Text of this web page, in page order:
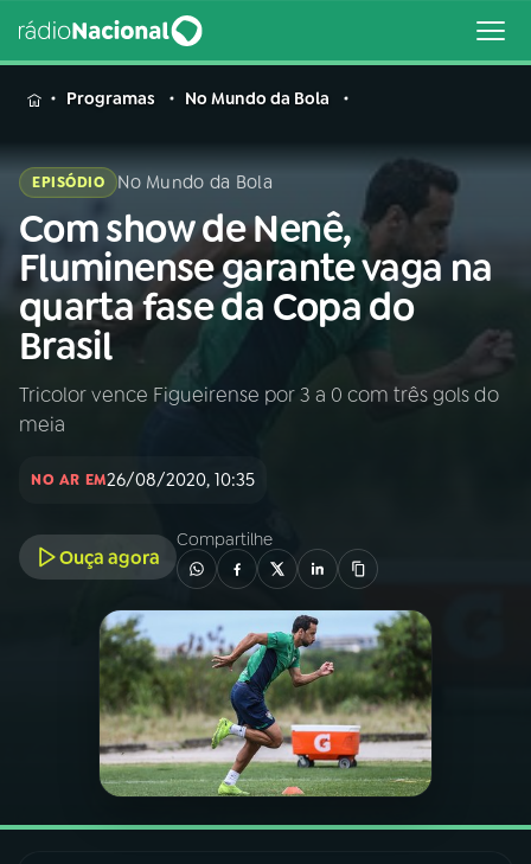
MENU
Buscar
na
Rádio
Nacional
Buscar
PROGRAMAÇÃO
PROGRAMAS
PODCASTS
06VIDEOCASTS
Programas No Mundo da Bola
EPISÓDIO No Mundo da Bola
Com show de Nenê,
Fluminense garante vaga na
quarta fase da Copa do
Brasil
Tricolor vence Figueirense por 3 a 0 com três gols do
meia
NO AR EM26/08/2020, 10:35
Ouça agora
Compartilhe